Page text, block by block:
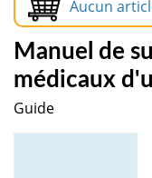
Aucun
Manuel de
médicaux
Guide